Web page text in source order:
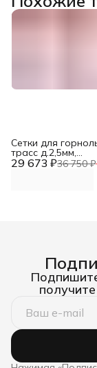
29 673 ₽36 750 ₽
Сетки для
трасс д.2,5мм,
яч.100х100м, цвет